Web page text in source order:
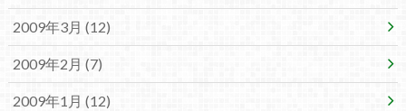
2009年3月 (12)
2009年2月 (7)
2009年1月 (12)